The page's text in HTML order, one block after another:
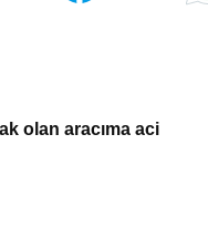
olan aracıma aci